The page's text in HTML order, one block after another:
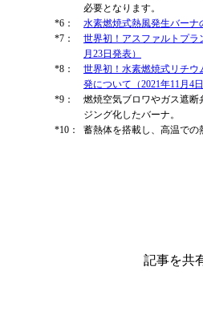
必要となります。
*6：
水素燃焼式熱風発生バーナ
*7：
世界初！アスファルトプラ
月23日発表）
*8：
世界初！水素燃焼式リチ
発について（2021年11月4日
*9：
燃焼空気ブロワやガス遮
ジング化したバーナ。
*10：
蓄熱体を搭載し、高温での
記事を共